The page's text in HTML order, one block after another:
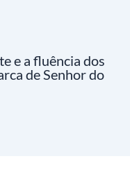
e a fluência dos
de Senhor do